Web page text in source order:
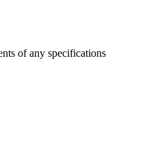
of any specifications